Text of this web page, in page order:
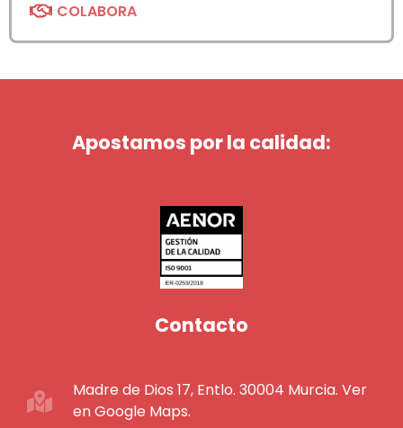
COLABORA
Apostamos por la calidad:
Contacto
Madre de Dios 17, Entlo. 30004 Murcia. Ver
en Google Maps.